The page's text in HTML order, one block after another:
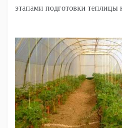
этапами подготовки теплицы